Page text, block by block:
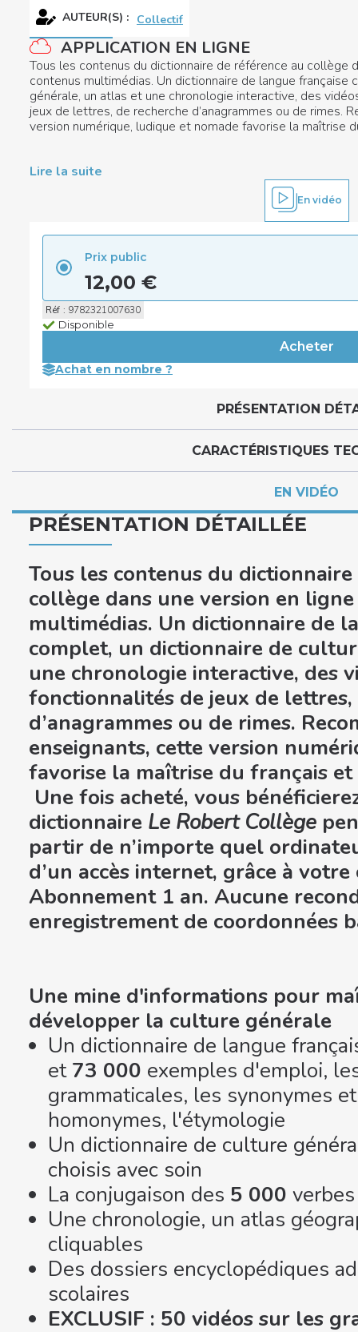
AUTEUR(S) : Collectif
APPLICATION EN LIGNE
Tous les contenus du dictionnaire de référence au collège
contenus multimédias. Un dictionnaire de langue française
générale, un atlas et une chronologie interactive, des
jeux de lettres, de recherche d’anagrammes ou de rimes.
version numérique, ludique et nomade favorise la maîtrise
Lire la suite
En vidéo
Prix public
12,00 €
Réf : 9782321007630
Disponible
Achat en nombre ?
PRÉSENTATION
CARACTÉRISTIQUES
EN VIDÉO
PRÉSENTATION DÉTAILLÉE
Tous les contenus du
collège dans une version en
multimédias. Un dictionnaire de
complet, un dictionnaire de
une chronologie interactive, des
fonctionnalités de jeux de lettres,
d’anagrammes ou de rimes.
enseignants, cette version
favorise la maîtrise du français
Une fois acheté, vous
dictionnaire Le Robert Collège
partir de n’importe quel
d’un accès internet, grâce à
Abonnement 1 an. Aucune
enregistrement de coordonnées
Une mine d'informations pour
développer la culture générale
Un dictionnaire de langue
et73 000 exemples d'emploi,
grammaticales, les synonymes
homonymes, l'étymologie
Un dictionnaire de culture
choisis avec soin
La conjugaison des 5 000 verbes
Une chronologie, un atlas
cliquables
Des dossiers encyclopédiques
scolaires
EXCLUSIF : 50 vidéos sur les